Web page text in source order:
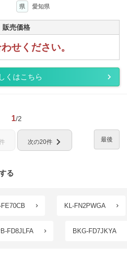
県 愛知県
販売価格
せください。
くはこちら
1/2
最後
次の20件 chevron_right
る
KL-FN2PWGA
FD8JLFA BKG-FD7JKYA